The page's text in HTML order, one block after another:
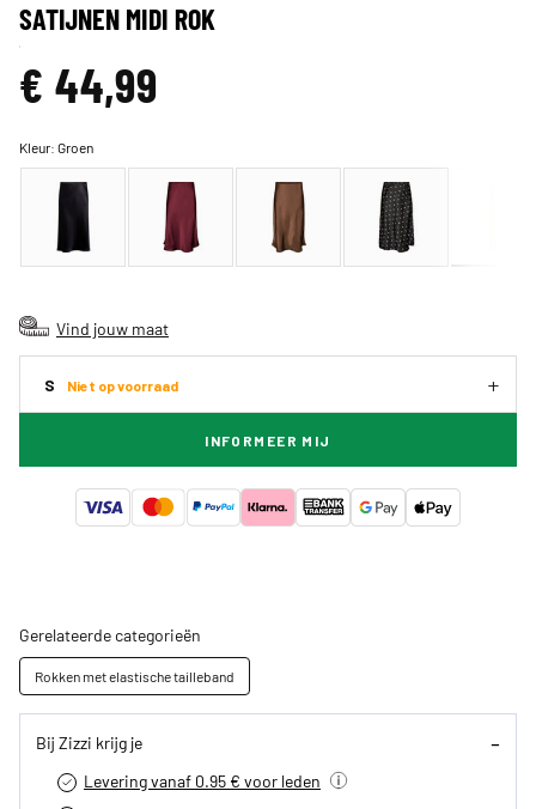
SATIJNEN MIDI ROK
€ 44,99
Kleur:Groen
Vind jouw maat
S Niet op voorraad
INFORMEER MIJ
Gerelateerde categorieën
Rokken met elastische tailleband
Bij Zizzi krijg je
Levering vanaf 0.95 € voor leden